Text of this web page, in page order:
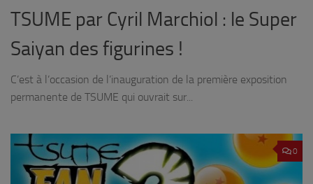
TSUME par Cyril Marchiol : le Super
Saiyan des figurines !
C’est à l’occasion de l’inauguration de la première exposition
permanente de TSUME qui ouvrait sur...
0